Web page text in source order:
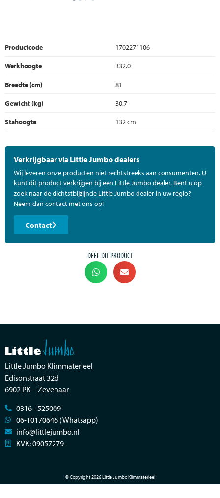
Productcode
1702271106
Werkhoogte
332.0
Breedte (cm)
81
Gewicht (kg)
30.7
Stahoogte
132 cm
Verkrijgbaar via Little Jumbo dealers
Wij leveren onze producten niet rechtstreeks aan consumenten. U
kunt dit product verkrijgen bij een Little Jumbo dealer. Bent u op
zoek naar de dichtstbijzijnde Little Jumbo dealer in uw regio?
Neem dan contact met ons op!
Contact
DEEL DIT PRODUCT
Little Jumbo Klimmaterieel
Edisonstraat 32d
6902 PK – Zevenaar
0316 - 525009
06-10170646 (Whatsapp)
info@littlejumbo.nl
KVK: 09057279
© Copyright 2026 Little Jumbo Klimmaterieel